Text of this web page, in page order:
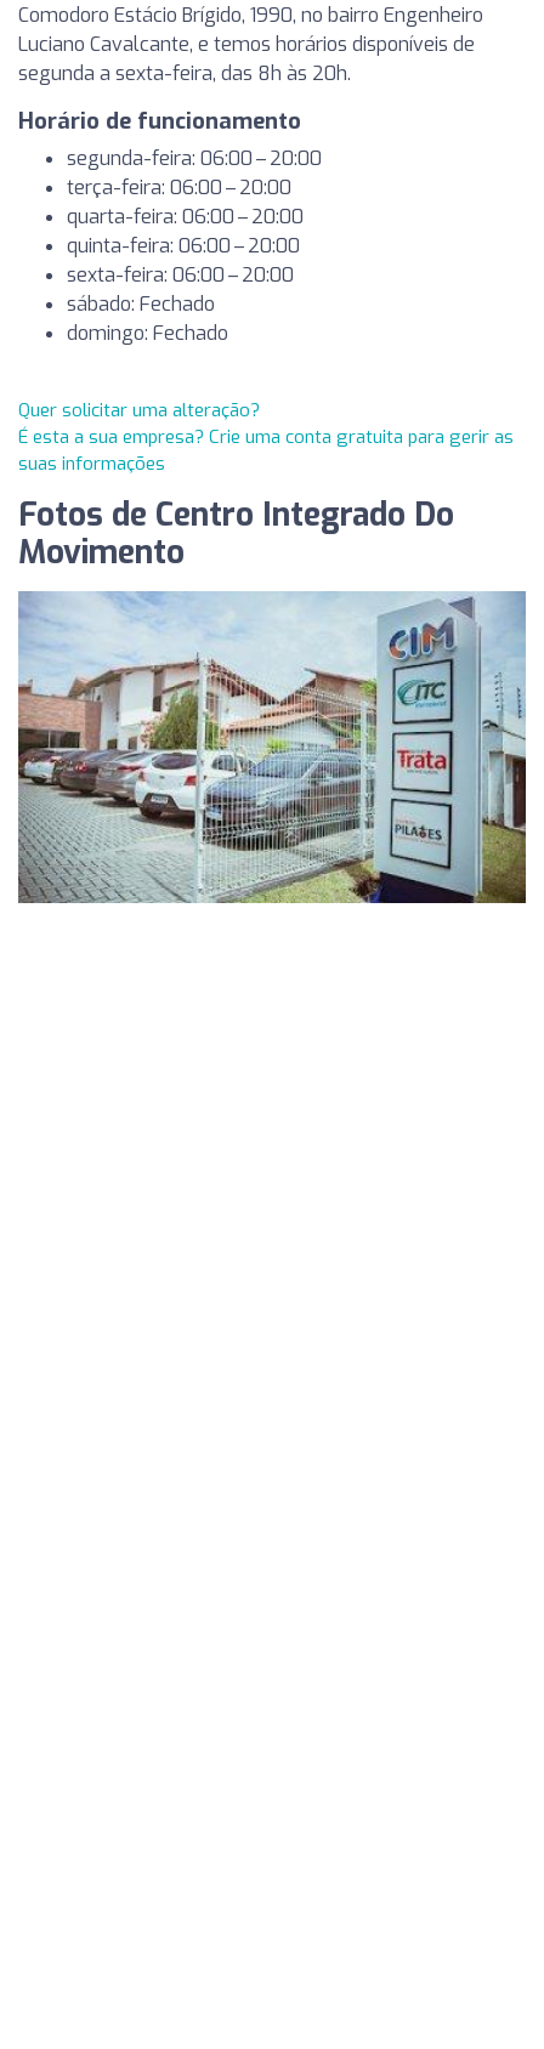
Comodoro Estácio Brígido, 1990, no bairro Engenheiro
Luciano Cavalcante, e temos horários disponíveis de
segunda a sexta-feira, das 8h às 20h.
Horário de funcionamento
segunda-feira: 06:00 – 20:00
terça-feira: 06:00 – 20:00
quarta-feira: 06:00 – 20:00
quinta-feira: 06:00 – 20:00
sexta-feira: 06:00 – 20:00
sábado: Fechado
domingo: Fechado
Quer solicitar uma alteração?
É esta a sua empresa? Crie uma conta gratuita para gerir as
suas informações
Fotos de Centro Integrado Do
Movimento